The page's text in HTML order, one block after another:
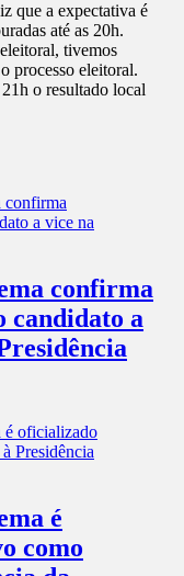
que a expectativa é
até as 20h.
tivemos
processo eleitoral.
o resultado local
confirma
candidato a
é
como